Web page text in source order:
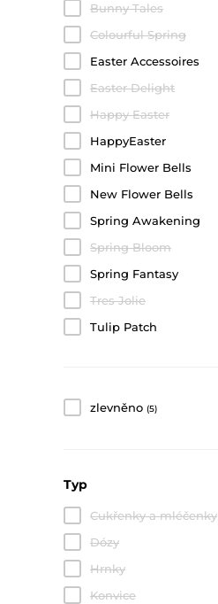
Bunny Tales
Colourful Spring
Easter Accessoires
Easter Delight
Happy Easter
HappyEaster
Mini Flower Bells
New Flower Bells
Spring Awakening
Spring Bloom
Spring Fantasy
Tres Jolie
Tulip Patch
zlevněno (5)
Typ
Cukřenky a mléčenky
Dózy
Hrnky
Konvice